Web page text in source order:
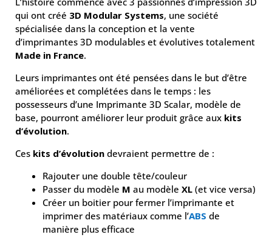
qui ont créé 3D Modular Systems, une société
spécialisée dans la conception et la vente
d’imprimantes 3D modulables et évolutives totalement
Made in France.
Leurs imprimantes ont été pensées dans le but d’être
améliorées et complétées dans le temps : les
possesseurs d’une Imprimante 3D Scalar, modèle de
base, pourront améliorer leur produit grâce aux kits
d’évolution.
Ces kits d’évolution devraient permettre de :
Rajouter une double tête/couleur
Passer du modèle M au modèle XL (et vice versa)
Créer un boitier pour fermer l’imprimante et
imprimer des matériaux comme l’ABS de
manière plus efficace